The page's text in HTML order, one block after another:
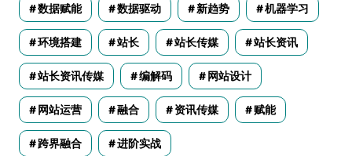
数据赋能 数据驱动 新趋势 机器学习
环境搭建 站长 站长传媒 站长资讯
站长资讯传媒 编解码 网站设计
网站运营 融合 资讯传媒 赋能
跨界融合 进阶实战